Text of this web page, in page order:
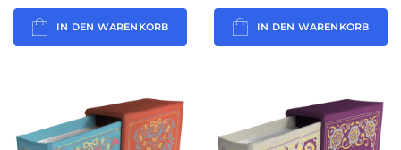
IN DEN WARENKORB IN DEN WARENKORB